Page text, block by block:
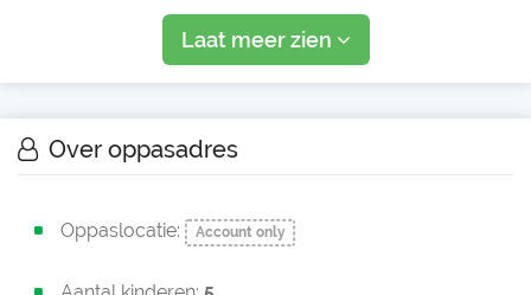
opvouwen, boodschappen doen of stofzuigen
en daarna onze kids van (nabije) school kan
halen en met hen wat ka
Laat meer zien
Over oppasadres
Oppaslocatie: Account only